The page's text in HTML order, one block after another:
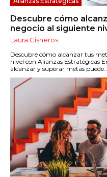
Descubre cómo
negocio al siguiente
Laura Cisneros
Descubre cómo alcanzar tus
nivel con Alianzas Estratégicas
alcanzar y superar metas puede...